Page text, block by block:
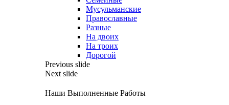
Мусульманские
Православные
Разные
На двоих
На троих
Дорогой
Previous slide
Next slide
Наши Выполненные Работы